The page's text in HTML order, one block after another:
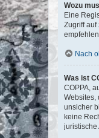
Wozu
Eine
Zugriff auf
Nach
Was ist
COPPA,
Websites,
unsicher
keine
juristische